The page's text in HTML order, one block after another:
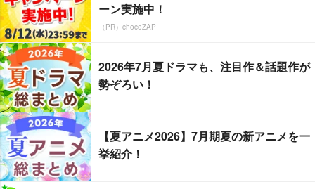
ーン実施中！
（PR）chocoZAP
2026年7月夏ドラマも、注目作＆話題作が
勢ぞろい！
【夏アニメ2026】7月期夏の新アニメを一
挙紹介！